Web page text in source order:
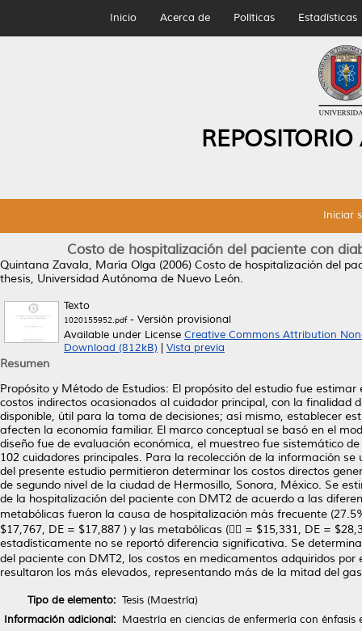
Inicio Acerca de Políticas Estadísticas
Iniciar
Costo de hospitalización del paciente con
Quintana Zavala, María Olga (2006) Costo de hospitalización del
thesis, Universidad Autónoma de Nuevo León.
Texto
1020155952.pdf- Versión provisional
Available under License Creative Commons Attribution
Download (812kB)
Vista previa
Resumen
Propósito y Método de Estudios: El propósito del estudio fue
costos indirectos ocasionados al cuidador principal, con la
disponible, útil para la toma de decisiones; así mismo, establecer
afecten la economía familiar. El marco conceptual se basó en el
diseño fue de evaluación económica, el muestreo fue sistemático
102 cuidadores principales. Para la recolección de la información
del presente estudio permitieron determinar los costos directos
de segundo nivel de la ciudad de Hermosillo, Sonora, México. Se
de la hospitalización del paciente con DMT2 de acuerdo a las
metabólicas fueron la causa de hospitalización más frecuente
$17,767, DE = $17,887 ) y las metabólicas ( = $15,331, DE =
estadísticamente no se reportó diferencia significativa. Se
del paciente con DMT2, los costos en medicamentos adquiridos
resultaron los más elevados, representando más de la mitad del
Tipo de elemento: Tesis (Maestría)
Información adicional: Maestría en ciencias de enfermería con énfasis